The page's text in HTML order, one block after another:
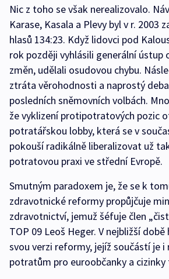
Nic z toho se však nerealizovalo.
Karase, Kasala a Plevy byl v r. 2003
hlasů 134:23. Když lidovci pod
rok později vyhlásili generální ústup
změn, udělali osudovou chybu.
ztráta věrohodnosti a naprostý
posledních sněmovních volbách.
že vyklizení protipotratových pozic
potratářskou lobby, která se v
pokouší radikálně liberalizovat už
potratovou praxi ve střední Evropě.
Smutným paradoxem je, že se k
zdravotnické reformy propůjčuje
zdravotnictví, jemuž šéfuje člen
TOP 09 Leoš Heger. V nejbližší
svou verzi reformy, jejíž součástí je
potratům pro euroobčanky a cizinky